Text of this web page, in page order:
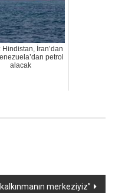
Hindistan, İran’dan
petrol
alacak
merkeziyiz”